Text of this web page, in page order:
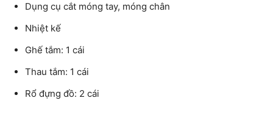
Dụng cụ cắt móng tay, móng chân
Nhiệt kế
Ghế tắm: 1 cái
Thau tắm: 1 cái
Rổ đựng đồ: 2 cái